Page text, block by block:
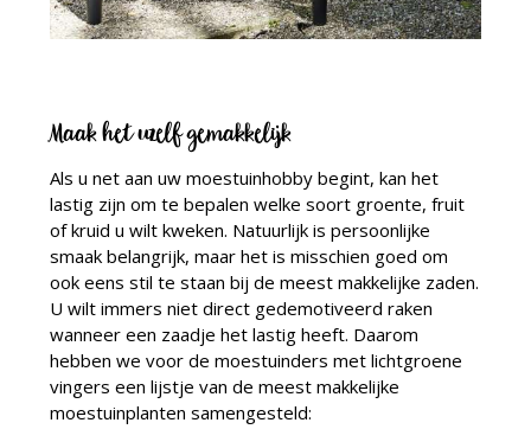
Maak het uzelf gemakkelijk
Als u net aan uw moestuinhobby begint, kan het
lastig zijn om te bepalen welke soort groente, fruit
of kruid u wilt kweken. Natuurlijk is persoonlijke
smaak belangrijk, maar het is misschien goed om
ook eens stil te staan bij de meest makkelijke zaden.
U wilt immers niet direct gedemotiveerd raken
wanneer een zaadje het lastig heeft. Daarom
hebben we voor de moestuinders met lichtgroene
vingers een lijstje van de meest makkelijke
moestuinplanten samengesteld: